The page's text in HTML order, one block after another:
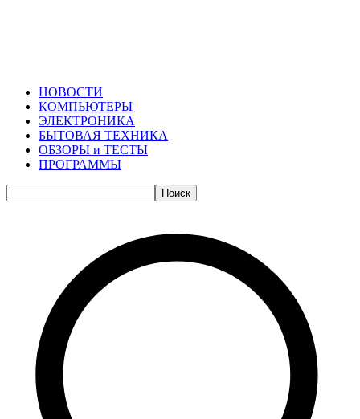
НОВОСТИ
КОМПЬЮТЕРЫ
ЭЛЕКТРОНИКА
БЫТОВАЯ ТЕХНИКА
ОБЗОРЫ и ТЕСТЫ
ПРОГРАММЫ
Поиск